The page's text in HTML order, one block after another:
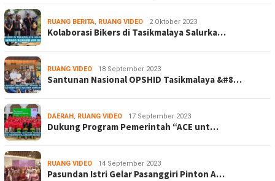
RUANG BERITA, RUANG VIDEO 2 Oktober 2023
Kolaborasi Bikers di Tasikmalaya Salurka…
RUANG VIDEO 18 September 2023
Santunan Nasional OPSHID Tasikmalaya &#8…
DAERAH , RUANG VIDEO 17 September 2023
Dukung Program Pemerintah “ACE unt…
RUANG VIDEO 14 September 2023
Pasundan Istri Gelar Pasanggiri Pinton A…